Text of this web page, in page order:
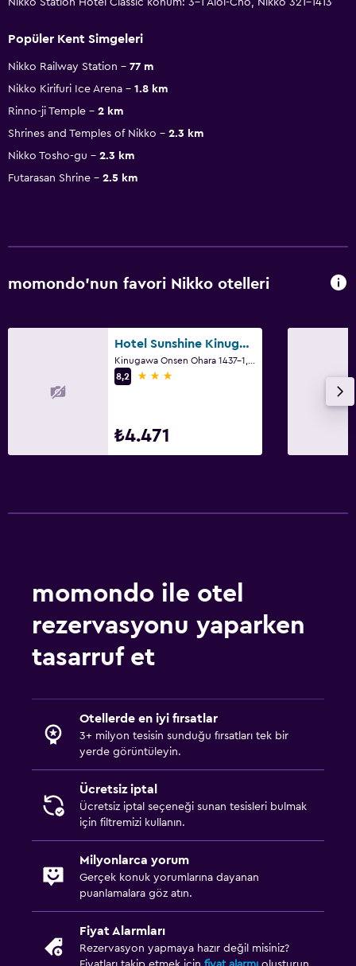
Popüler Kent Simgeleri
Nikko Railway Station
77 m
Nikko Kirifuri Ice Arena
1.8 km
Rinno-ji Temple
2 km
Shrines and Temples of Nikko
2.3 km
Nikko Tosho-gu
2.3 km
Futarasan Shrine
2.5 km
momondo'nun favori Nikko otelleri
Hotel Sunshine Kinugawa
8,2
3 yıldız
₺4.471
momondo ile otel
rezervasyonu yaparken
tasarruf et
Otellerde en iyi fırsatlar
3+ milyon tesisin sunduğu fırsatları tek bir
yerde görüntüleyin.
Ücretsiz iptal
Ücretsiz iptal seçeneği sunan tesisleri bulmak
için filtremizi kullanın.
Milyonlarca yorum
Gerçek konuk yorumlarına dayanan
puanlamalara göz atın.
Fiyat Alarmları
Rezervasyon yapmaya hazır değil misiniz?